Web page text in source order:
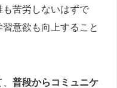
も苦労しないはずで
意欲も向上すること
普段からコミュニケ